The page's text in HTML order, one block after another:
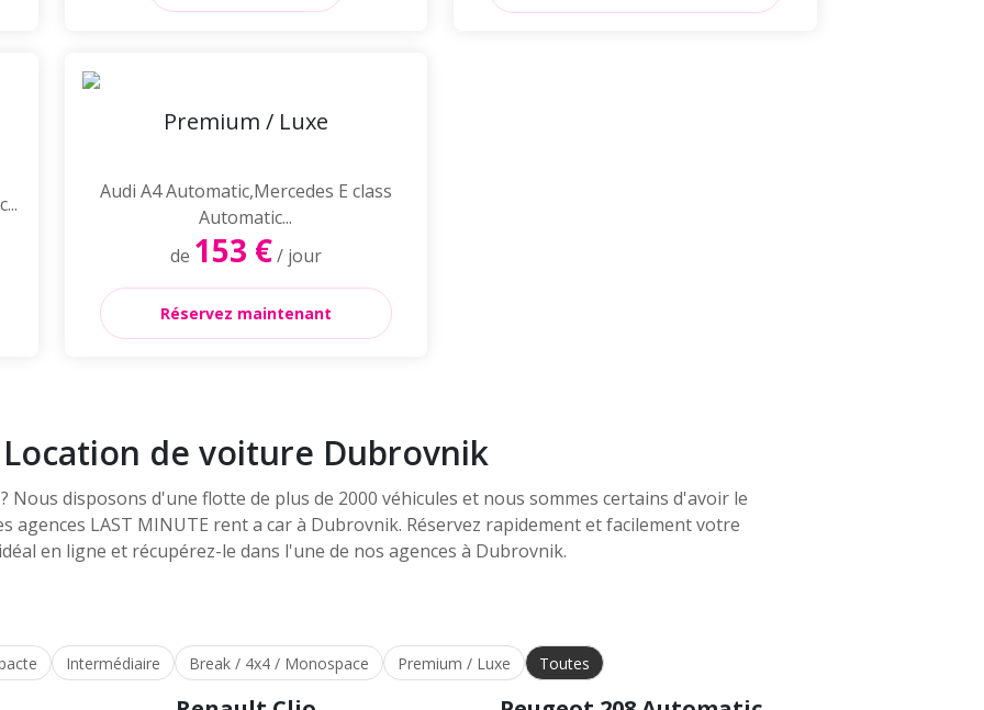
Premium / Luxe
Audi A4 Automatic,Mercedes E class
Automatic...
de 153 €/ jour
Réservez maintenant
Location de voiture Dubrovnik
Nous disposons d'une flotte de plus de 2000 véhicules et nous sommes certains d'avoir le
agences LAST MINUTE rent a car à Dubrovnik. Réservez rapidement et facilement votre
en ligne et récupérez-le dans l'une de nos agences à Dubrovnik.
Intermédiaire Break / 4x4 / Monospace Premium / Luxe Toutes